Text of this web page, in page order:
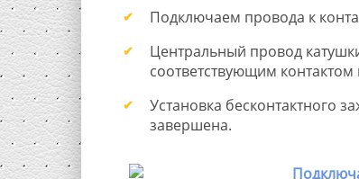
Подключаем провода к
Центральный провод
соответствующим
Установка бесконтактного
завершена.